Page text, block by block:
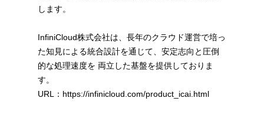
します。
InfiniCloud株式会社は、長年のクラウド運営で培っ
た知見による統合設計を通じて、安定志向と圧倒
的な処理速度を 両立した基盤を提供しておりま
す。
URL： https://infinicloud.com/product_icai.html